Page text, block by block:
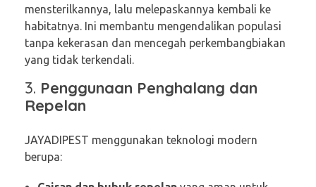
mensterilkannya, lalu melepaskannya kembali ke
habitatnya. Ini membantu mengendalikan populasi
tanpa kekerasan dan mencegah perkembangbiakan
yang tidak terkendali.
3. Penggunaan Penghalang dan
Repelan
JAYADIPEST menggunakan teknologi modern
berupa: